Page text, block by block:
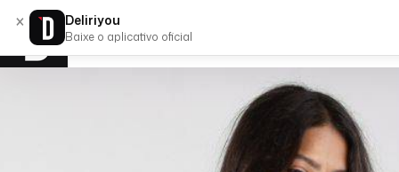
× Deliriyou
Baixe o aplicativo oficial